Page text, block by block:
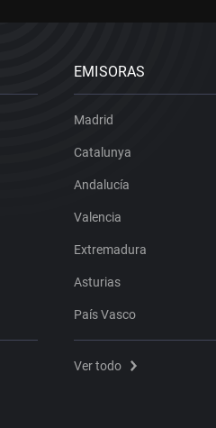
EMISORAS
Madrid
Catalunya
Andalucía
Valencia
Extremadura
Asturias
País Vasco
Ver todo